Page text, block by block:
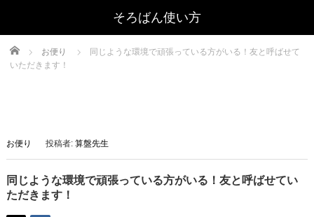
Home お便り
同じような環境で頑張っている方がいる！友と呼ばせて
いただきます！
お便り 投稿者: 算盤先生
同じような環境で頑張っている方がいる！友と呼ばせてい
ただきます！